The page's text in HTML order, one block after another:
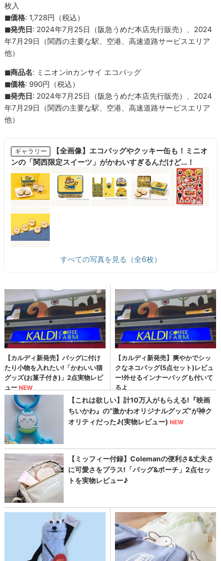
枚入
◼︎価格: 1,728円（税込）
◼︎発売日: 2024年7月25日（阪急うめだ本店先行販売）、2024
年7月29日（関西の主要な駅、空港、高速道路サービスエリア
他）
◼︎商品名: ミニオンinカンサイ エコバッグ
◼︎価格: 990円（税込）
◼︎発売日: 2024年7月25日（阪急うめだ本店先行販売）、2024
年7月29日（関西の主要な駅、空港、高速道路サービスエリア
他）
ギャラリー
【全画像】エコバッグやクッキー缶も！ミニオ
ンの「関西限定スイーツ」がかわいすぎるんだけど…！
すべての写真を見る（全6枚）